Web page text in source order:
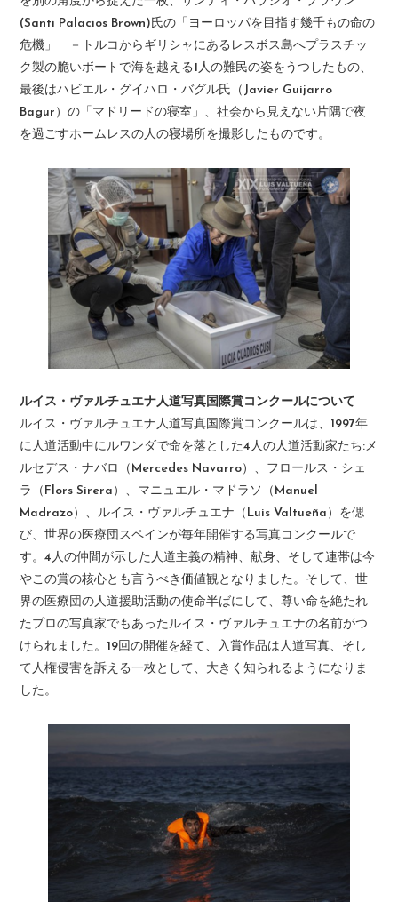
(Santi Palacios Brown)氏の「ヨーロッパを目指す幾千もの命の
危機」 －トルコからギリシャにあるレスボス島へプラスチッ
ク製の脆いボートで海を越える1人の難民の姿をうつしたもの、
最後はハビエル・グイハロ・バグル氏（Javier Guijarro
Bagur）の「マドリードの寝室」、社会から見えない片隅で夜
を過ごすホームレスの人の寝場所を撮影したものです。
ルイス・ヴァルチュエナ人道写真国際賞コンクールについて
ルイス・ヴァルチュエナ人道写真国際賞コンクールは、1997年
に人道活動中にルワンダで命を落とした4人の人道活動家たち:メ
ルセデス・ナバロ（Mercedes Navarro）、フロールス・シェ
ラ（Flors Sirera）、マニュエル・マドラソ（Manuel
Madrazo）、ルイス・ヴァルチュエナ（Luis Valtueña）を偲
び、世界の医療団スペインが毎年開催する写真コンクールで
す。4人の仲間が示した人道主義の精神、献身、そして連帯は今
やこの賞の核心とも言うべき価値観となりました。そして、世
界の医療団の人道援助活動の使命半ばにして、尊い命を絶たれ
たプロの写真家でもあったルイス・ヴァルチュエナの名前がつ
けられました。19回の開催を経て、入賞作品は人道写真、そし
て人権侵害を訴える一枚として、大きく知られるようになりま
した。